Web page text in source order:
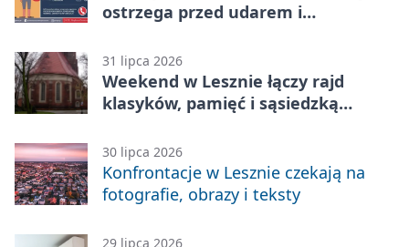
ostrzega przed udarem i
31 lipca 2026
Weekend w Lesznie łączy rajd
klasyków, pamięć i sąsiedzką
30 lipca 2026
Konfrontacje w Lesznie czekają na
fotografie, obrazy i teksty
29 lipca 2026